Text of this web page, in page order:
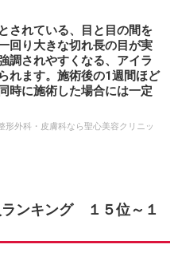
されている、目と目の間を
回り大きな切れ長の目が実
調されやすくなる、アイラ
れます。施術後の1週間ほど
時に施術した場合には一定
形外科・皮膚科なら聖心美容クリニッ
ランキング １５位～１